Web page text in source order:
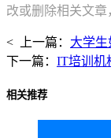
改或删除相关文章
< 上一篇： 大学生
下一篇： IT培训机
相关推荐